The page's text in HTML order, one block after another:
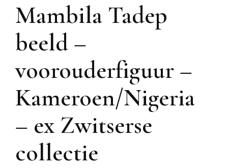
Mambila Tadep
beeld –
voorouderfiguur –
Kameroen/Nigeria
– ex Zwitserse
collectie